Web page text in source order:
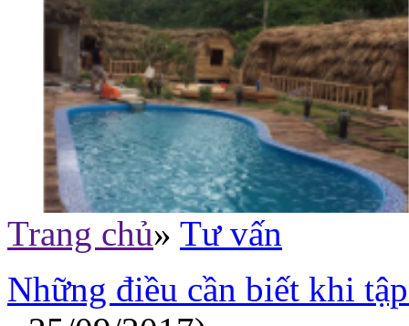
Trang chủ» Tư vấn
Những điều cần biết khi